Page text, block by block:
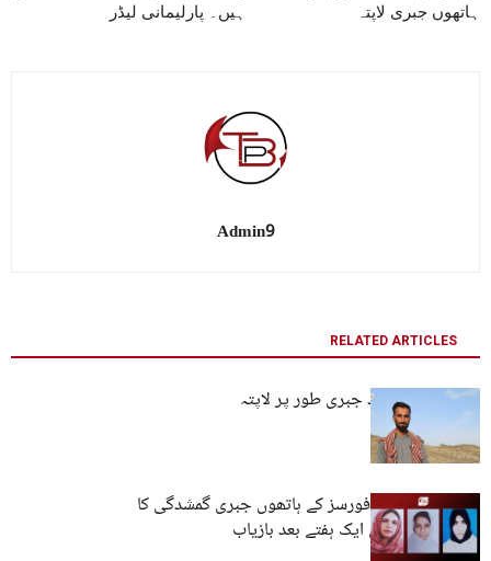
ہیں۔ پارلیمانی لیڈر
ہاتھوں جبری لاپتہ
Admin9
RELATED ARTICLES
کراچی: تین افراد جبری طور پر لاپتہ
کوئٹہ: پاکستانی فورسز کے ہاتھوں جبری گمشدگی کا
شکار تین خواتین ایک ہفتے بعد بازیاب